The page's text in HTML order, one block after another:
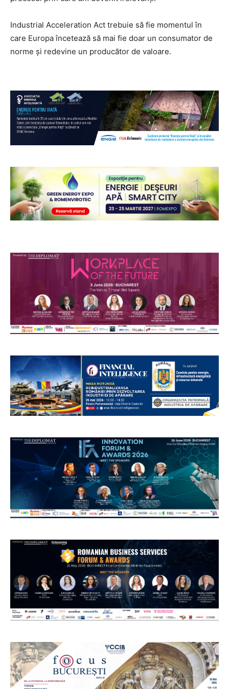
Industrial Acceleration Act trebuie să fie momentul în
care Europa încetează să mai fie doar un consumator de
norme și redevine un producător de valoare.